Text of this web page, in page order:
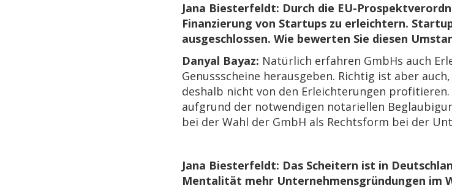
Jana Biesterfeldt: Durch die EU-
Finanzierung von Startups zu erleichtern.
ausgeschlossen. Wie bewerten Sie diesen
Danyal Bayaz: Natürlich erfahren GmbHs auch
Genussscheine herausgeben. Richtig ist aber
deshalb nicht von den Erleichterungen
aufgrund der notwendigen notariellen
bei der Wahl der GmbH als Rechtsform bei der
Jana Biesterfeldt: Das Scheitern ist in
Mentalität mehr Unternehmensgründungen im